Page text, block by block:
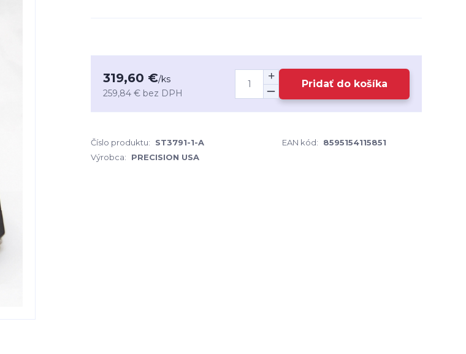
319,60 €/ks
259,84 € bez DPH
Pridať do košíka
Číslo produktu: ST3791-1-A EAN kód:
8595154115851
Výrobca:
PRECISION USA